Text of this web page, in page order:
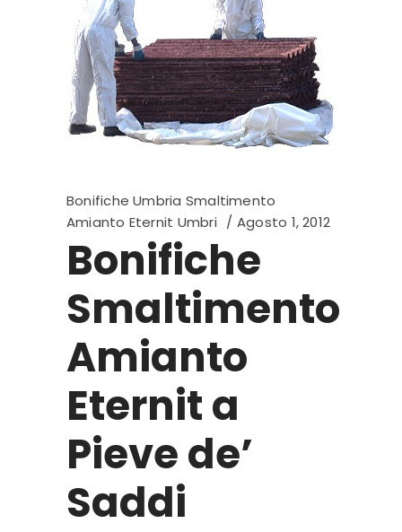
Bonifiche Umbria Smaltimento
Amianto Eternit Umbri
Agosto 1, 2012
Bonifiche
Smaltimento
Amianto
Eternit a
Pieve de’
Saddi